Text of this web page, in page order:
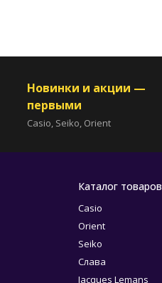
Новинки и акции —
первыми
Casio, Seiko, Orient
Каталог товаров
Casio
Orient
Seiko
Слава
Jacques Lemans